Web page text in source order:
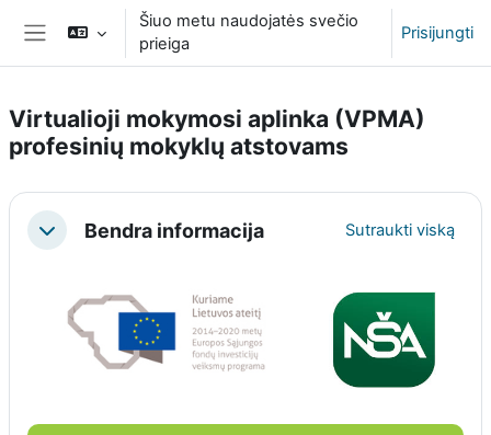
Pereiti į pagrindinį turinį
Šoninis skydelis
Šiuo metu naudojatės svečio
prieiga
Prisijungti
Virtualioji mokymosi aplinka (VPMA)
profesinių mokyklų atstovams
Dalies kontūras
SutrauktiBendra informacija Sutraukti viską